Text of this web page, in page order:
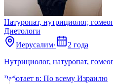
Натуропат, нутрициолог,
Диетологи
Иерусалим·
2 года
Нутрициолог, натуропат,
Работает в: По всему Израилю